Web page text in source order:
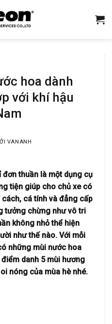
hoa dành
với khí hậu
VANANH
đơn thuần là một dụng cụ
tiện giúp cho chủ xe có
cá tính và đẳng cấp
tưởng chừng như vô tri
không nhỏ thể hiện
như thế nào. Với mỗi
những mùi nước hoa
danh 5 mùi hương
nóng của mùa hè nhé.